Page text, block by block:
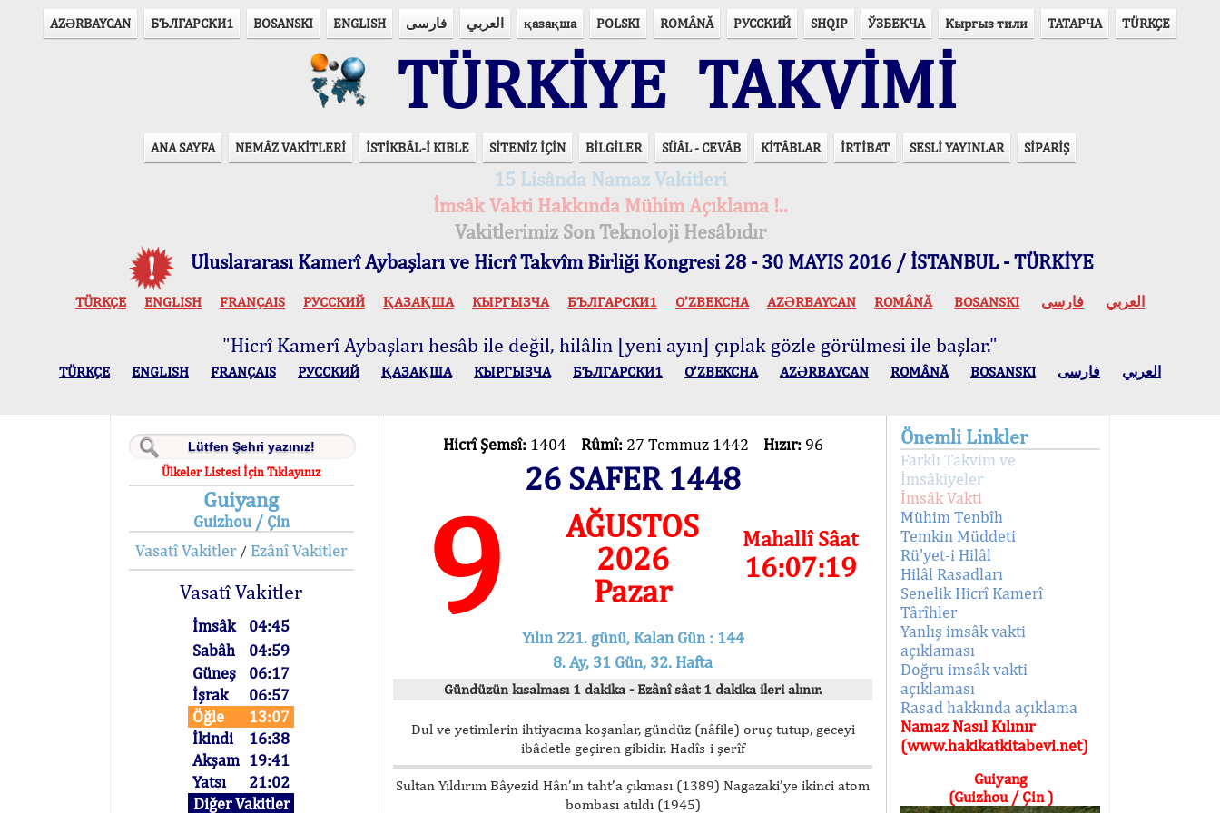
AZӘRBAYCAN БЪЛГАРСКИ1 BOSANSKI ENGLISH فارسی العربي қазақша POLSKI ROMÂNĂ РУССКИЙ SHQIP ЎЗБЕКЧА Кыргыз тили ТАТАРЧА TÜRKÇE
TÜRKİYE TAKVİMİ
ANA SAYFA NEMÂZ VAKİTLERİ İSTİKBÂL-İ KIBLE SİTENİZ İÇİN BİLGİLER SÜÂL - CEVÂB KİTÂBLAR İRTİBAT SESLİ YAYINLAR SİPARİŞ
15 Lisânda Namaz Vakitleri
İmsâk Vakti Hakkında Mühim Açıklama !..
Vakitlerimiz Son Teknoloji Hesâbıdır
Uluslararası Kamerî Aybaşları ve Hicrî Takvîm Birliği Kongresi 28 - 30 MAYIS 2016 / İSTANBUL - TÜRKİYE
TÜRKÇE ENGLISH FRANÇAIS РУССКИЙ ҚАЗАҚША КЫPГЫЗЧA БЪЛГАРСКИ1 O’ZBEKCHA AZӘRBAYCAN ROMÂNĂ BOSANSKI العربي فارسی
"Hicrî Kamerî Aybaşları hesâb ile değil, hilâlin [yeni ayın] çıplak gözle görülmesi ile başlar."
TÜRKÇE ENGLISH FRANÇAIS РУССКИЙ ҚАЗАҚША КЫPГЫЗЧA БЪЛГАРСКИ1 O’ZBEKCHA AZӘRBAYCAN ROMÂNĂ BOSANSKI العربي فارسی
Ülkeler Listesi İçin Tıklayınız
Guiyang
Guizhou / Çin
Vasatî Vakitler/ Ezânî Vakitler
Vasatî Vakitler
İmsâk
04:45
Sabâh
04:59
Güneş
06:17
İşrak
06:57
Öğle
13:07
İkindi
16:38
Akşam 19:41
Yatsı
21:02
Diğer Vakitler
Hicrî Şemsî: 1404 Rûmî: 27 Temmuz 1442 Hızır: 96
26 SAFER 1448
9
AĞUSTOS
2026
Pazar
Mahallî Sâat
16:07:19
Yılın 221. günü, Kalan Gün : 144
8. Ay, 31 Gün, 32. Hafta
Gündüzün kısalması 1 dakika - Ezânî sâat 1 dakika ileri alınır.
Dul ve yetimlerin ihtiyacına koşanlar, gündüz (nâfile) oruç tutup, geceyi
ibâdetle geçiren gibidir. Hadîs-i şerîf
Sultan Yıldırım Bâyezid Hân’ın taht’a çıkması (1389) Nagazaki’ye ikinci atom
bombası atıldı (1945)
Önemli Linkler
Farklı Takvim ve
İmsâkiyeler
İmsâk Vakti
Mühim Tenbîh
Temkin Müddeti
Rü'yet-i Hilâl
Hilâl Rasadları
Senelik Hicrî Kamerî
Târîhler
Yanlış imsâk vakti
açıklaması
Doğru imsâk vakti
açıklaması
Rasad hakkında açıklama
Namaz Nasıl Kılınır
(www.hakikatkitabevi.net)
Guiyang
(Guizhou / Çin )